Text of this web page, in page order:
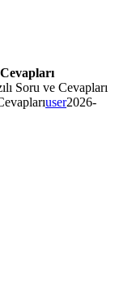
Soru ve Cevapları
user2026-